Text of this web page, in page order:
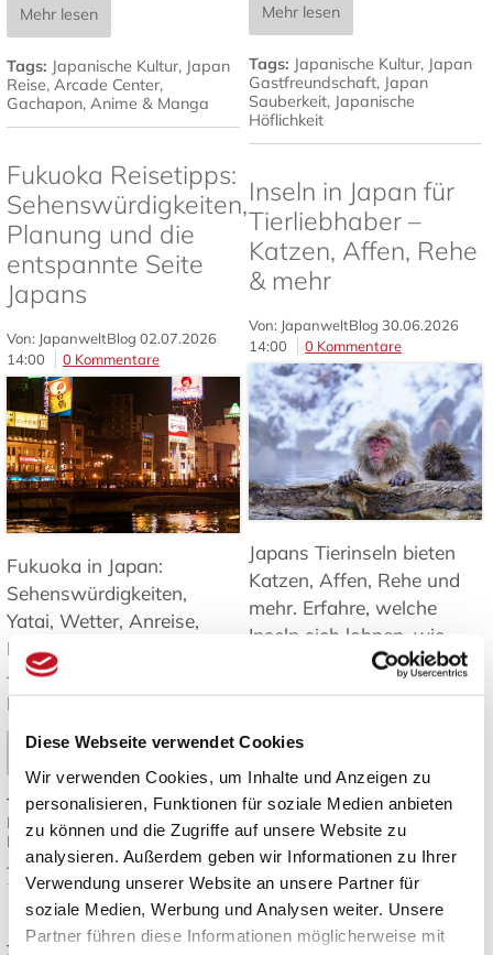
Diese Webseite verwendet Cookies
Wir verwenden Cookies, um Inhalte und Anzeigen zu
personalisieren, Funktionen für soziale Medien anbieten
zu können und die Zugriffe auf unsere Website zu
analysieren. Außerdem geben wir Informationen zu Ihrer
Verwendung unserer Website an unsere Partner für
soziale Medien, Werbung und Analysen weiter. Unsere
Partner führen diese Informationen möglicherweise mit
Mehr lesen
Tags: Japanische Kultur, Japan
Gastfreundschaft, Japan
Sauberkeit, Japanische
Höflichkeit
Mehr lesen
Tags: Japanische Kultur, Japan
Reise, Arcade Center,
Gachapon, Anime & Manga
Fukuoka Reisetipps:
Sehenswürdigkeiten,
Planung und die
entspannte Seite
Japans
Von: JapanweltBlog 02.07.2026
14:00
0 Kommentare
Fukuoka in Japan:
Sehenswürdigkeiten,
Yatai, Wetter, Anreise,
Inseln und Tagesausflüge
– Tipps für Ihre Reise nach
Kyushu. ➤
Mehr lesen
Tags: Fukuoka Reisetipps,
Fukuoka Sehenswürdigkeiten,
Kyushu Reise, Yatai Streetfood
Japan Reiseplanung
Inseln in Japan für
Tierliebhaber –
Katzen, Affen, Rehe
& mehr
Von: JapanweltBlog 30.06.2026
14:00
0 Kommentare
Japans Tierinseln bieten
Katzen, Affen, Rehe und
mehr. Erfahre, welche
Inseln sich lohnen, wie
man hinkommt und was
es zu beachten gibt ➤
Mehr lesen
Japan Inseln,
Tierbeobachtung Japan,
Katzeninseln Japan,Japan
Reiseziele
Natur und Tiere in
Japan
Japanisches Design: Die besten